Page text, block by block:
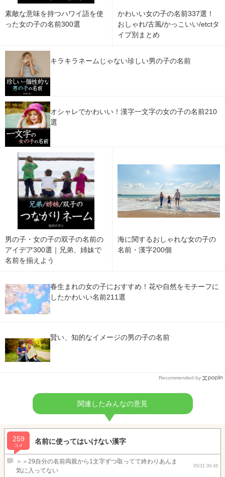
素敵な意味を持つハワイ語を使
った女の子の名前300選
かわいい女の子の名前337選！
おしゃれ/古風/かっこいい/etctタ
イプ別まとめ
キラキラネームじゃない珍しい男の子の名前
オシャレでかわいい！漢字一文字の女の子の名前210
選
男の子・女の子の双子の名前の
アイデア300選｜兄弟、姉妹で
名前を揃えよう
海に関するおしゃれな女の子の
名前・漢字200個
春生まれの女の子におすすめ！花や自然をモチーフに
したかわいい名前211選
賢い、知的なイメージの男の子の名前
Recommended by
関連したみんなの意見
259
コメ
名前に使ってはいけない漢字
＞＞29自分の名前両親から1文字ずつ取ってて終わりあんま
気に入ってない
05/31 00:48